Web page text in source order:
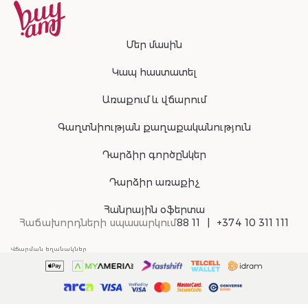
Մեր մասին
Կապ հաստատել
Առաքում և վճարում
Գաղտնիության քաղաքականություն
Դարձիր գործընկեր
Դարձիր առաքիչ
Հանրային օֆերտա
Հաճախորդների սպասարկում88 11 +374 10 311 111
Վճարման եղանակներ